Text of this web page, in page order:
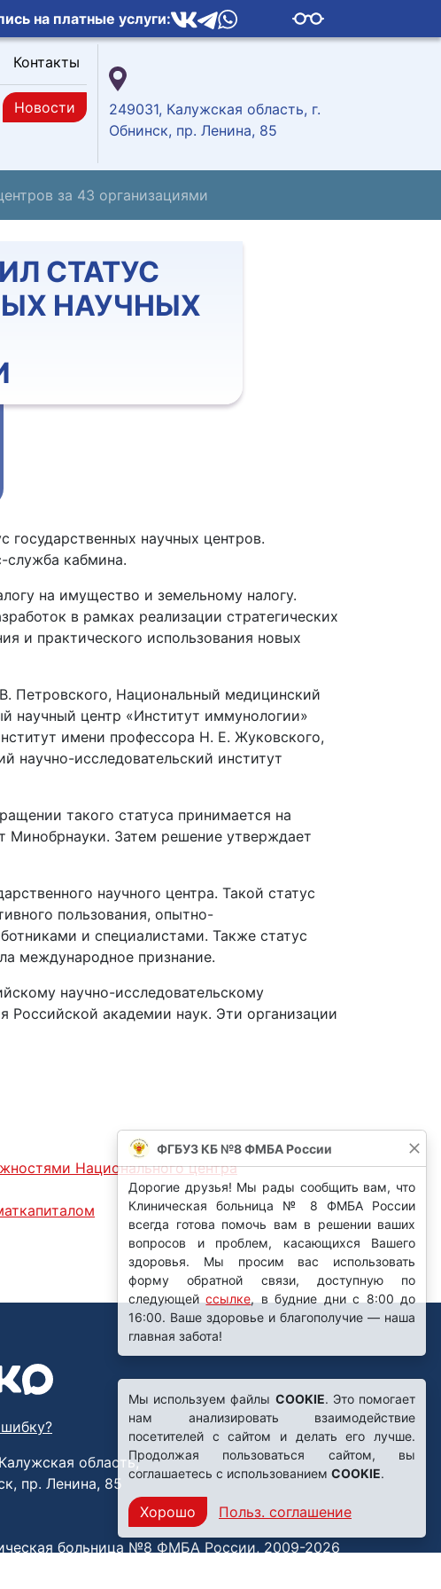
на платные услуги:
Контакты
Новости
249031, Калужская область, г.
Обнинск, пр. Ленина, 85
за 43 организациями
СТАТУС
НАУЧНЫХ
научных центров.
кабмина.
на имущество и земельному налогу.
в рамках реализации стратегических
и практического использования новых
Петровского, Национальный медицинский
научный центр «Институт иммунологии»
имени профессора Н. Е. Жуковского,
научно-исследовательский институт
такого статуса принимается на
Минобрнауки. Затем решение утверждает
научного центра. Такой статус
пользования, опытно-
и специалистами. Также статус
международное признание.
научно-исследовательскому
Российской академии наук. Эти организации
Национального центра
область,
пр. Ленина, 85
больница №8 ФМБА России, 2009-2026
Мы используем файлы COOKIE. Это помогает
нам анализировать взаимодействие
посетителей с сайтом и делать его лучше.
Продолжая пользоваться сайтом, вы
соглашаетесь с использованием COOKIE.
Хорошо Польз. соглашение